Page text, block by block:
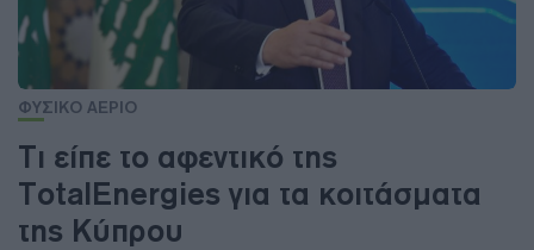
ΦΥΣΙΚΟ ΑΕΡΙΟ
Τι είπε το αφεντικό της
TotalEnergies για τα κοιτάσματα
της Κύπρου